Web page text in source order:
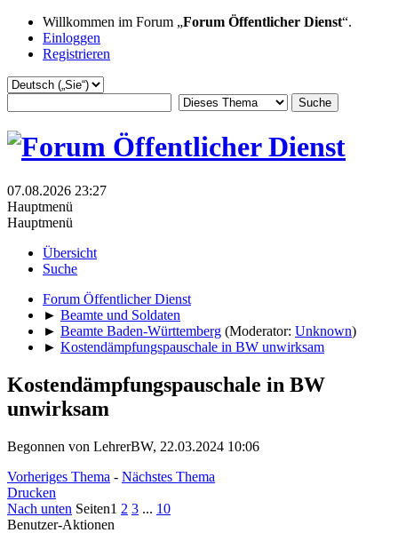
Willkommen im Forum „Forum Öffentlicher Dienst“.
Einloggen
Registrieren
07.08.2026 23:27
Hauptmenü
Hauptmenü
Übersicht
Suche
Forum Öffentlicher Dienst
► Beamte und Soldaten
► Beamte Baden-Württemberg (Moderator: Unknown)
► Kostendämpfungspauschale in BW unwirksam
Kostendämpfungspauschale in BW
unwirksam
Begonnen von LehrerBW, 22.03.2024 10:06
Vorheriges Thema - Nächstes Thema
Drucken
Nach unten Seiten1 2 3 ... 10
Benutzer-Aktionen